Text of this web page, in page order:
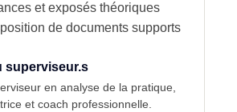
et exposés théoriques
de documents supports
superviseur.s
en analyse de la pratique,
et coach professionnelle.